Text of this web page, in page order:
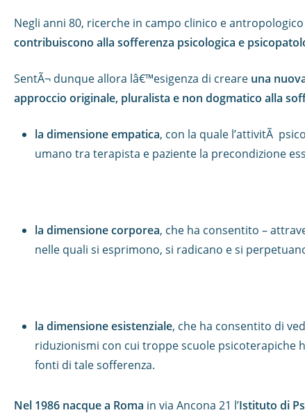
Negli anni 80, ricerche in campo clinico e
contribuiscono alla sofferenza psicologica e
SentÃ¬ dunque allora lâ€™esigenza di creare una
approccio originale, pluralista e non dogmatico alla
la dimensione empatica, con la quale l’attivitÃ
umano tra terapista e paziente la precondizione
la dimensione corporea, che ha consentito –
nelle quali si esprimono, si radicano e si
la dimensione esistenziale, che ha consentito di
riduzionismi con cui troppe scuole
fonti di tale sofferenza.
Nel 1986 nacque a Roma in via Ancona 21 l’Istituto di